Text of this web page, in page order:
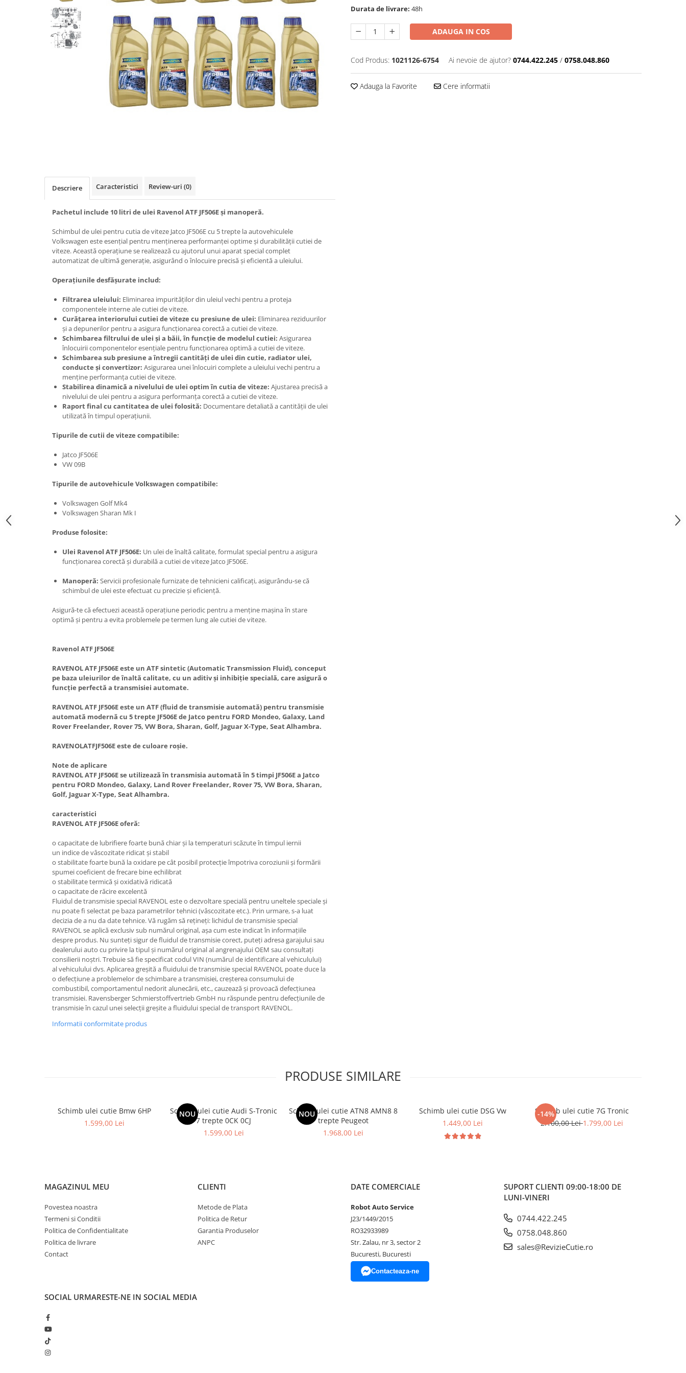
Durata de livrare: 48h
ADAUGA IN COS
Cod Produs: 1021126-6754 Ai nevoie de ajutor? 0744.422.245 / 0758.048.860
Adauga la Favorite Cere informatii
Descriere Caracteristici Review-uri (0)
Pachetul include 10 litri de ulei Ravenol ATF JF506E și manoperă.
Schimbul de ulei pentru cutia de viteze Jatco JF506E cu 5 trepte la autovehiculele
Volkswagen este esențial pentru menținerea performanței optime și durabilității cutiei de
viteze. Această operațiune se realizează cu ajutorul unui aparat special complet
automatizat de ultimă generație, asigurând o înlocuire precisă și eficientă a uleiului.
Operațiunile desfășurate includ:
Filtrarea uleiului: Eliminarea impurităților din uleiul vechi pentru a proteja
componentele interne ale cutiei de viteze.
Curățarea interiorului cutiei de viteze cu presiune de ulei: Eliminarea reziduurilor
și a depunerilor pentru a asigura funcționarea corectă a cutiei de viteze.
Schimbarea filtrului de ulei și a băii, în funcție de modelul cutiei: Asigurarea
înlocuirii componentelor esențiale pentru funcționarea optimă a cutiei de viteze.
Schimbarea sub presiune a întregii cantități de ulei din cutie, radiator ulei,
conducte și convertizor: Asigurarea unei înlocuiri complete a uleiului vechi pentru a
menține performanța cutiei de viteze.
Stabilirea dinamică a nivelului de ulei optim în cutia de viteze: Ajustarea precisă a
nivelului de ulei pentru a asigura performanța corectă a cutiei de viteze.
Raport final cu cantitatea de ulei folosită: Documentare detaliată a cantității de ulei
utilizată în timpul operațiunii.
Tipurile de cutii de viteze compatibile:
Jatco JF506E
VW 09B
Tipurile de autovehicule Volkswagen compatibile:
Volkswagen Golf Mk4
Volkswagen Sharan Mk I
Produse folosite:
Ulei Ravenol ATF JF506E: Un ulei de înaltă calitate, formulat special pentru a asigura
funcționarea corectă și durabilă a cutiei de viteze Jatco JF506E.
Manoperă: Servicii profesionale furnizate de tehnicieni calificați, asigurându-se că
schimbul de ulei este efectuat cu precizie și eficiență.
Asigură-te că efectuezi această operațiune periodic pentru a menține mașina în stare
optimă și pentru a evita problemele pe termen lung ale cutiei de viteze.
Ravenol ATF JF506E
RAVENOL ATF JF506E este un ATF sintetic (Automatic Transmission Fluid), conceput
pe baza uleiurilor de înaltă calitate, cu un aditiv și inhibiție specială, care asigură o
funcție perfectă a transmisiei automate.
RAVENOL ATF JF506E este un ATF (fluid de transmisie automată) pentru transmisie
automată modernă cu 5 trepte JF506E de Jatco pentru FORD Mondeo, Galaxy, Land
Rover Freelander, Rover 75, VW Bora, Sharan, Golf, Jaguar X-Type, Seat Alhambra.
RAVENOLATFJF506E este de culoare roșie.
Note de aplicare
RAVENOL ATF JF506E se utilizează în transmisia automată în 5 timpi JF506E a Jatco
pentru FORD Mondeo, Galaxy, Land Rover Freelander, Rover 75, VW Bora, Sharan,
Golf, Jaguar X-Type, Seat Alhambra.
caracteristici
RAVENOL ATF JF506E oferă:
o capacitate de lubrifiere foarte bună chiar și la temperaturi scăzute în timpul iernii
un indice de vâscozitate ridicat și stabil
o stabilitate foarte bună la oxidare pe cât posibil protecție împotriva coroziunii și formării
spumei coeficient de frecare bine echilibrat
o stabilitate termică și oxidativă ridicată
o capacitate de răcire excelentă
Fluidul de transmisie special RAVENOL este o dezvoltare specială pentru uneltele speciale și
nu poate fi selectat pe baza parametrilor tehnici (vâscozitate etc.). Prin urmare, s-a luat
decizia de a nu da date tehnice. Vă rugăm să rețineți: lichidul de transmisie special
RAVENOL se aplică exclusiv sub numărul original, așa cum este indicat în informațiile
despre produs. Nu sunteți sigur de fluidul de transmisie corect, puteți adresa garajului sau
dealerului auto cu privire la tipul și numărul original al angrenajului OEM sau consultați
consilierii noștri. Trebuie să fie specificat codul VIN (numărul de identificare al vehiculului)
al vehiculului dvs. Aplicarea greșită a fluidului de transmisie special RAVENOL poate duce la
o defecțiune a problemelor de schimbare a transmisiei, creșterea consumului de
combustibil, comportamentul nedorit alunecării, etc., cauzează și provoacă defecțiunea
transmisiei. Ravensberger Schmierstoffvertrieb GmbH nu răspunde pentru defecțiunile de
transmisie în cazul unei selecții greșite a fluidului special de transport RAVENOL.
Informatii conformitate produs
PRODUSE SIMILARE
Schimb ulei cutie Bmw 6HP
1.599,00 Lei
NOU
Schimb ulei cutie Audi S-Tronic
7 trepte 0CK 0CJ
1.599,00 Lei
NOU
Schimb ulei cutie ATN8 AMN8 8
trepte Peugeot
1.968,00 Lei
Schimb ulei cutie DSG Vw
1.449,00 Lei
-14%
Schimb ulei cutie 7G Tronic
2.100,00 Lei1.799,00 Lei
MAGAZINUL MEU
Povestea noastra
Termeni si Conditii
Politica de Confidentialitate
Politica de livrare
Contact
CLIENTI
Metode de Plata
Politica de Retur
Garantia Produselor
ANPC
DATE COMERCIALE
Robot Auto Service
J23/1449/2015
RO32933989
Str. Zalau, nr 3, sector 2
Bucuresti, Bucuresti
Contacteaza-ne
SUPORT CLIENTI 09:00-18:00 DE
LUNI-VINERI
0744.422.245
0758.048.860
sales@RevizieCutie.ro
SOCIAL URMARESTE-NE IN SOCIAL MEDIA